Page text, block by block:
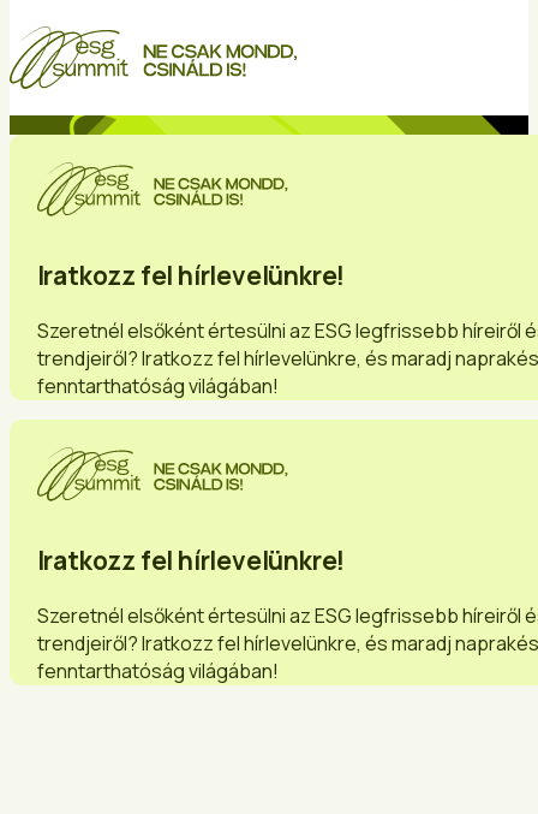
Iratkozz fel hírlevelünkre!
Szeretnél elsőként értesülni az ESG legfrissebb híreiről
trendjeiről? Iratkozz fel hírlevelünkre, és maradj
fenntarthatóság világában!
Iratkozz fel hírlevelünkre!
Szeretnél elsőként értesülni az ESG legfrissebb híreiről
trendjeiről? Iratkozz fel hírlevelünkre, és maradj
fenntarthatóság világában!